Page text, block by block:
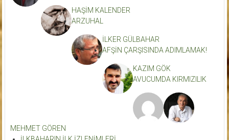
HAŞİM KALENDER
ARZUHAL
İLKER GÜLBAHAR
AFŞİN ÇARŞISINDA ADIMLAMAK!
KAZIM GÖK
AVUCUMDA KIRMIZILIK
MEHMET GÖREN